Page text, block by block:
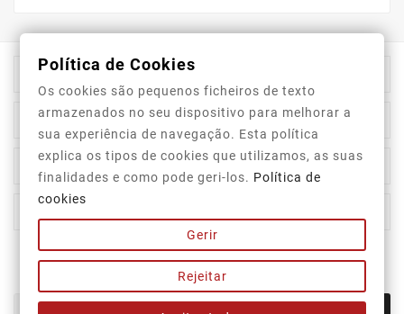
Informação Da Loja
Top Categorias
A Nossa Empresa

Newsletter
Política de Cookies
Os cookies são pequenos ficheiros de texto
armazenados no seu dispositivo para melhorar a
sua experiência de navegação. Esta política
explica os tipos de cookies que utilizamos, as suas
finalidades e como pode geri-los. Política de
cookies
Gerir
Rejeitar